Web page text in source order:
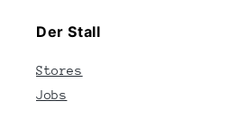
Der Stall
Stores
Jobs